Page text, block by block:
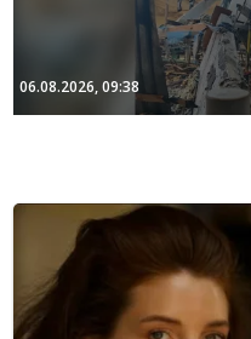
06.08.2026, 09:38